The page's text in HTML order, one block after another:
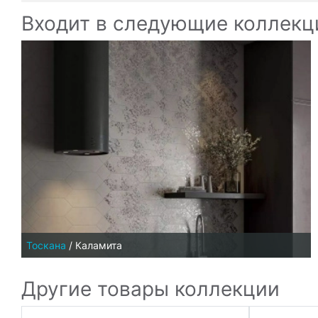
Входит в следующие
Тоскана / Каламита
Другие товары коллекции